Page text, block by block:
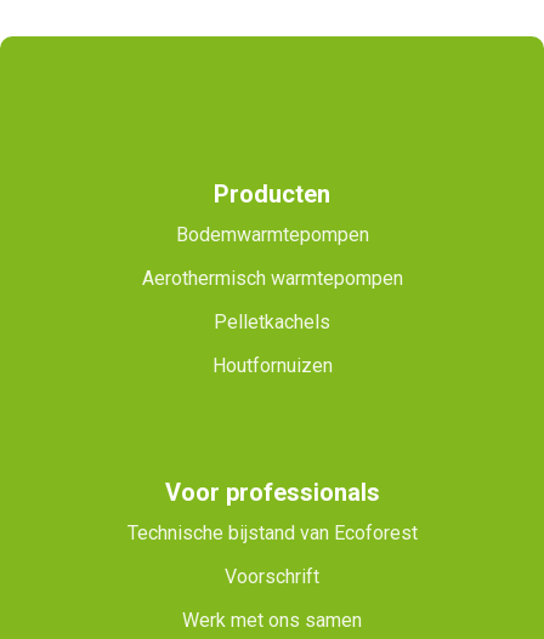
Producten
Bodemwarmtepompen
Aerothermisch warmtepompen
Pelletkachels
Houtfornuizen
Voor professionals
Technische bijstand van Ecoforest
Voorschrift
Werk met ons samen